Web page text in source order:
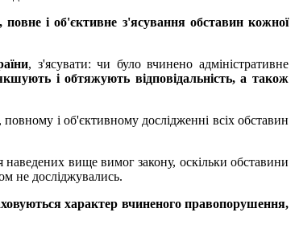
і об'єктивне з'ясування обставин кожної
, з'ясувати: чи було вчинено адміністративне
і обтяжують відповідальність, а також
і об'єктивному дослідженні всіх обставин
наведених вище вимог закону, оскільки обставини
не досліджувались.
характер вчиненого правопорушення,